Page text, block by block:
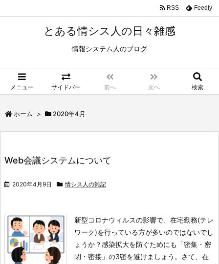
とある情シス人の日々雑感
情報システム人のブログ
メニュー サイドバー 前へ 次へ 検索
RSS Feedly
ホーム > 2020年4月
Web会議システムについて
2020年4月9日 情シス人の雑記
新型コロナウィルスの影響で、在宅勤務(テレ
ワーク)を行っている方が多いのではないでし
ょうか？感染拡大を防ぐためにも「密集・密
閉・密接」の3密を避けましょう。 さて、在